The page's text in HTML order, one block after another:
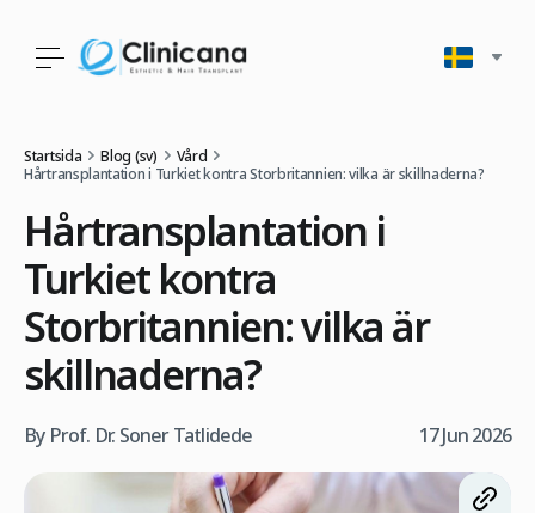
Startsida Blog (sv)
Vård
Hårtransplantation i Turkiet kontra Storbritannien: vilka är skillnaderna?
Hårtransplantation i
Turkiet kontra
Storbritannien: vilka är
skillnaderna?
By Prof. Dr. Soner Tatlidede 17 Jun 2026